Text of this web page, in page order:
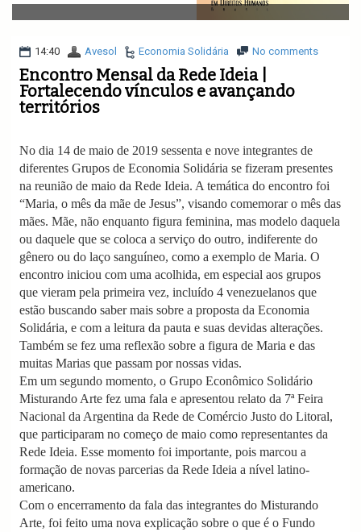
v
i
a
i
o
14:40 Avesol Economia Solidária No comments
Encontro Mensal da Rede Ideia |
Fortalecendo vínculos e avançando
territórios
No dia 14 de maio de 2019 sessenta e nove integrantes de
diferentes Grupos de Economia Solidária se fizeram presentes
na reunião de maio da Rede Ideia. A temática do encontro foi
“Maria, o mês da mãe de Jesus”, visando comemorar o mês das
mães. Mãe, não enquanto figura feminina, mas modelo daquela
ou daquele que se coloca a serviço do outro, indiferente do
gênero ou do laço sanguíneo, como a exemplo de Maria. O
encontro iniciou com uma acolhida, em especial aos grupos
que vieram pela primeira vez, incluído 4 venezuelanos que
estão buscando saber mais sobre a proposta da Economia
Solidária, e com a leitura da pauta e suas devidas alterações.
Também se fez uma reflexão sobre a figura de Maria e das
muitas Marias que passam por nossas vidas.
Em um segundo momento, o Grupo Econômico Solidário
Misturando Arte fez uma fala e apresentou relato da 7ª Feira
Nacional da Argentina da Rede de Comércio Justo do Litoral,
que participaram no começo de maio como representantes da
Rede Ideia. Esse momento foi importante, pois marcou a
formação de novas parcerias da Rede Ideia a nível latino-
americano.
Com o encerramento da fala das integrantes do Misturando
Arte, foi feito uma nova explicação sobre o que é o Fundo